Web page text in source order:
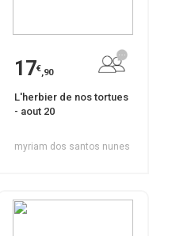
17€,90
L'herbier de nos tortues
- aout 20
myriam dos santos nunes